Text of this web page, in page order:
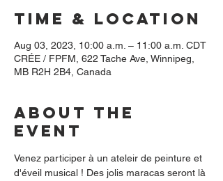
Time & Location
Aug 03, 2023, 10:00 a.m. – 11:00 a.m. CDT
CRÉE / FPFM, 622 Tache Ave, Winnipeg,
MB R2H 2B4, Canada
About the
event
Venez participer à un ateleir de peinture et
d'éveil musical ! Des jolis maracas seront là